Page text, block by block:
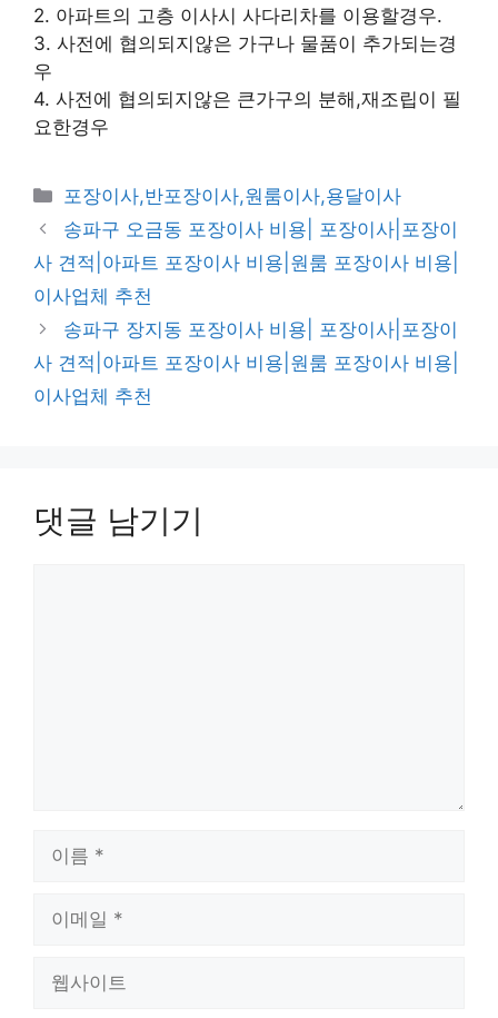
2. 아파트의 고층 이사시 사다리차를 이용할경우.
3. 사전에 협의되지않은 가구나 물품이 추가되는경
우
4. 사전에 협의되지않은 큰가구의 분해,재조립이 필
요한경우
카
테
리
포장이사,반포장이사,원룸이사,용달이사
송파구 오금동 포장이사 비용| 포장이사|포장이
사 견적|아파트 포장이사 비용|원룸 포장이사 비용|
이사업체 추천
송파구 장지동 포장이사 비용| 포장이사|포장이
사 견적|아파트 포장이사 비용|원룸 포장이사 비용|
이사업체 추천
댓글 남기기